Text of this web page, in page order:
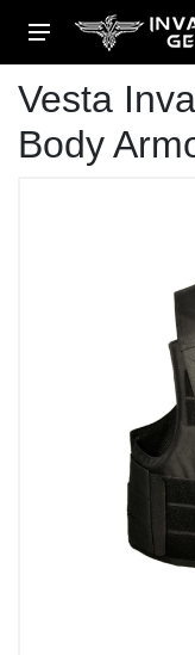
Vesta
Body